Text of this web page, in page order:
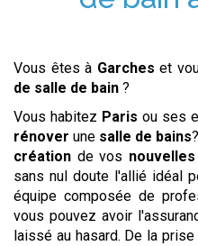
Vous êtes à Garches et
de salle de bain ?
Vous habitez Paris ou ses
rénover une salle de bains
création de vos
sans nul doute l'allié idéal
équipe composée de
vous pouvez avoir
laissé au hasard. De la